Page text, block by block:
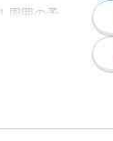
周囲の予
に日に